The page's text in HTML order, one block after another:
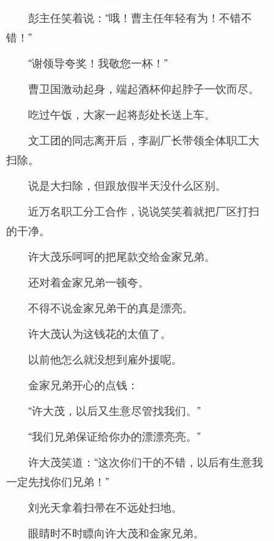
彭主任笑着说：“哦！曹主任年轻有为！不错不
错！”
“谢领导夸奖！我敬您一杯！”
曹卫国激动起身，端起酒杯仰起脖子一饮而尽。
吃过午饭，大家一起将彭处长送上车。
文工团的同志离开后，李副厂长带领全体职工大
扫除。
说是大扫除，但跟放假半天没什么区别。
近万名职工分工合作，说说笑笑着就把厂区打扫
的干净。
许大茂乐呵呵的把尾款交给金家兄弟。
还对着金家兄弟一顿夸。
不得不说金家兄弟干的真是漂亮。
许大茂认为这钱花的太值了。
以前他怎么就没想到雇外援呢。
金家兄弟开心的点钱：
“许大茂，以后又生意尽管找我们。”
“我们兄弟保证给你办的漂漂亮亮。”
许大茂笑道：“这次你们干的不错，以后有生意我
一定先找你们兄弟！”
刘光天拿着扫帚在不远处扫地。
眼睛时不时瞟向许大茂和金家兄弟。